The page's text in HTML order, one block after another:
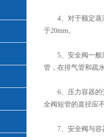
4、对于额定蒸汽
于20mm。
5、安全阀一般应
管，在排气管和疏
6、压力容器的安
全阀短管的直径应
7、安全阀与容器